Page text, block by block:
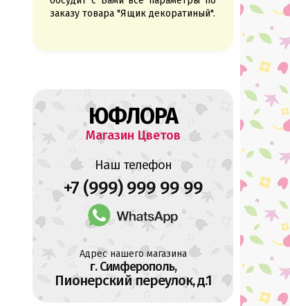
заказу товара "Ящик декоратиный".
ЮФЛОРА
Магазин Цветов
Наш телефон
+7 (999) 999 99 99
Адрес нашего магазина
г. Симферополь,
Пионерский переулок, д.1